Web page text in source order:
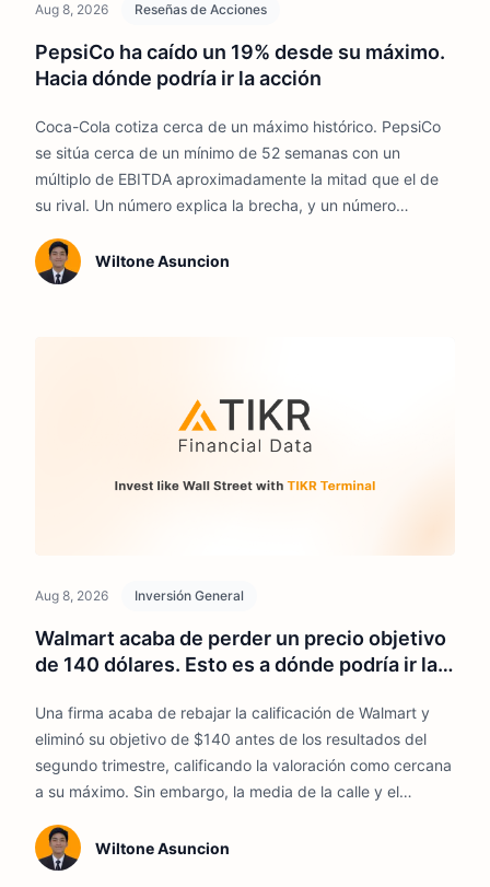
Aug 8, 2026 Reseñas de Acciones
PepsiCo ha caído un 19% desde su máximo.
Hacia dónde podría ir la acción
Coca-Cola cotiza cerca de un máximo histórico. PepsiCo
se sitúa cerca de un mínimo de 52 semanas con un
múltiplo de EBITDA aproximadamente la mitad que el de
su rival. Un número explica la brecha, y un número
Wiltone Asuncion
Aug 8, 2026 Inversión General
Walmart acaba de perder un precio objetivo
de 140 dólares. Esto es a dónde podría ir la
Una firma acaba de rebajar la calificación de Walmart y
eliminó su objetivo de $140 antes de los resultados del
segundo trimestre, calificando la valoración como cercana
a su máximo. Sin embargo, la media de la calle y el
actual.
Wiltone Asuncion